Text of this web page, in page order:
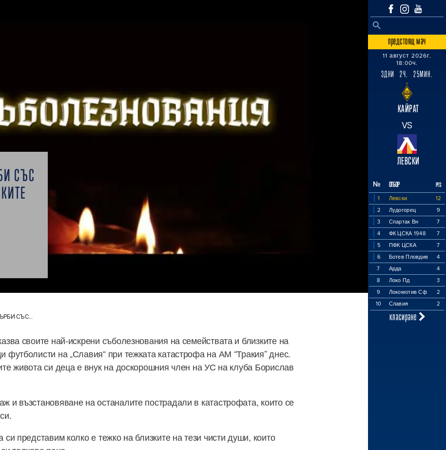
Search
SEARCH BUTTON
предстоящ мач
11 август 2026г.
18:00ч.
3ДНИ 2Ч. 25МИН.
КАЙРАТ
VS
ЛЕВСКИ
№ ОТБОР PTS
1 Левски
12
2
Лудогорец
9
3
Спартак Вн
7
4
ФК ЦСКА 1948
7
5
ПФК ЦСКА
7
6
Ботев Пловдив
4
7
Арда
4
8
Локо Пд
3
9
Локомотив Сф
2
10
Славия 2
класиране
СЪС
СЪС...
своите най-искрени съболезнования на семействата и близките на
футболисти на „Славия“ при тежката катастрофа на АМ “Тракия” днес.
живота си деца е внук на доскорошния член на УС на клуба Борислав
и възстановяване на останалите пострадали в катастрофата, които се
представим колко е тежко на близките на тези чисти души, които